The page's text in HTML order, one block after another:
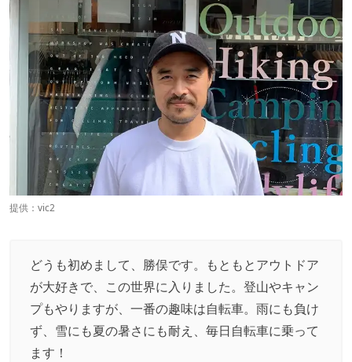
提供：vic2
どうも初めまして、勝俣です。もともとアウトドア
が大好きで、この世界に入りました。登山やキャン
プもやりますが、一番の趣味は自転車。雨にも負け
ず、雪にも夏の暑さにも耐え、毎日自転車に乗って
ます！